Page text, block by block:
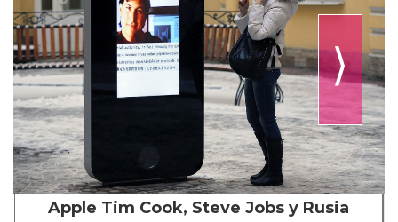
⟩
Apple Tim Cook, Steve Jobs y Rusia